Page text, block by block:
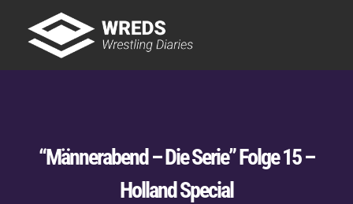
content
“Männerabend – Die Serie” Folge 15 –
Holland Special